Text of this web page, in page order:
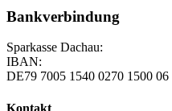
Bankverbindung
Sparkasse Dachau:
IBAN:
DE79 7005 1540 0270 1500 06
Kontakt